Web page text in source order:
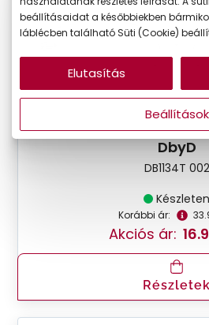
DbyD
DB1134T 002
Készleten
Korábbi ár:
Akciós ár:
Részletek
beállításaidat a későbbiekben
láblécben található Süti (Cookie)
Beállítások
Elutasítás